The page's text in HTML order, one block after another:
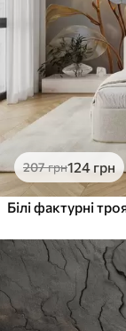
207грн124 грн